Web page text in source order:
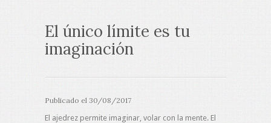
El único límite es tu
imaginación
Publicado el 30/08/2017
El ajedrez permite imaginar, volar con la mente. El